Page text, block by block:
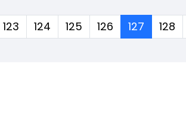
123 124 125 126 127 128